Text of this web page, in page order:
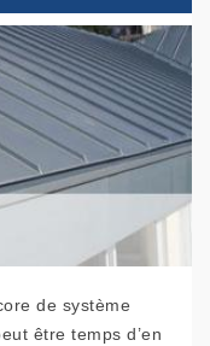
de système
être temps d’en